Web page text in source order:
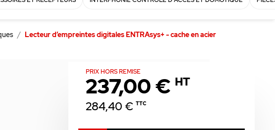
Lecteur d’empreintes digitales ENTRAsys+ - cache en acier
PRIX HORS REMISE
237,00 € HT
284,40 € TTC